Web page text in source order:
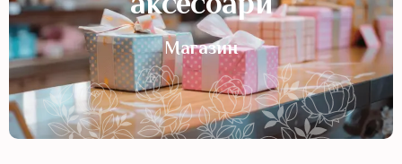
Магазин